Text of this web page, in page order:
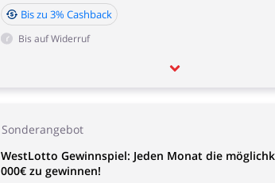
Bis zu 3% Cashback
Bis auf Widerruf
Sonderangebot
WestLotto Gewinnspiel: Jeden Monat die
000€ zu gewinnen!